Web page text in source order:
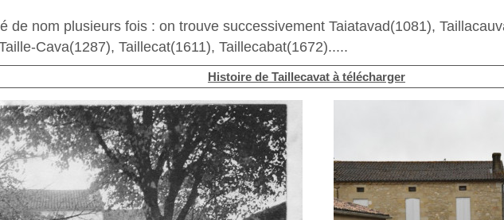
de nom plusieurs fois : on trouve successivement Taiatavad(1081),
Cava(1287), Taillecat(1611), Taillecabat(1672).....
Histoire de Taillecavat à télécharger